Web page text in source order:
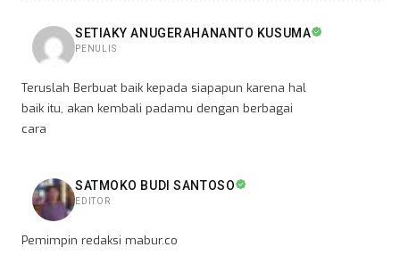
SETIAKY ANUGERAHANANTO KUSUMA
PENULIS
Teruslah Berbuat baik kepada siapapun karena hal
baik itu, akan kembali padamu dengan berbagai
cara
SATMOKO BUDI SANTOSO
EDITOR
Pemimpin redaksi mabur.co